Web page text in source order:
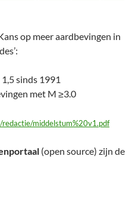
op meer aardbevingen in
sinds 1991
met M ≥3.0
middelstum%20v1.pdf
(open source) zijn de